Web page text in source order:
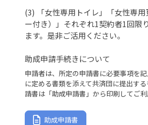
(3) 「女性専用トイレ」「女性専
ー付き）」それぞれ1契約者1回限
ます。是非ご活用ください。
助成申請手続きについて
申請者は、所定の申請書に必要事項を
に定める書類を添えて共済団に提出す
請書は「助成申請書」から印刷してご利
助成申請書